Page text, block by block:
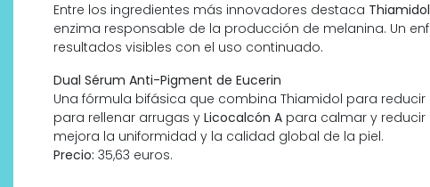
Entre los ingredientes más innovadores destaca Thiamidol
enzima responsable de la producción de melanina. Un
resultados visibles con el uso continuado.
Dual Sérum Anti-Pigment de Eucerin
Una fórmula bifásica que combina Thiamidol para
para rellenar arrugas y Licocalcón A para calmar y reducir
mejora la uniformidad y la calidad global de la piel.
Precio: 35,63 euros.